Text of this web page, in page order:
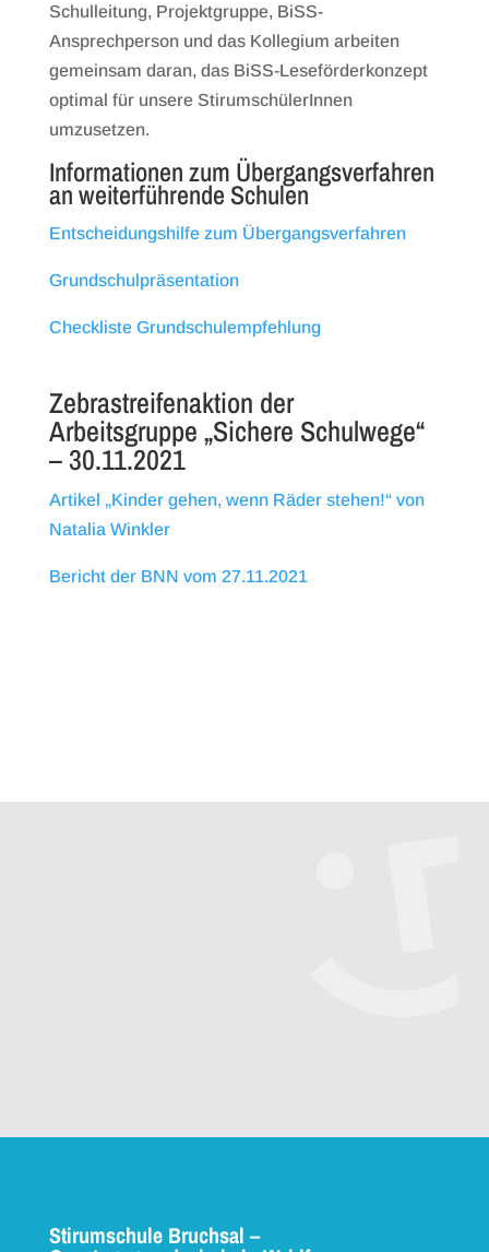
Schulleitung, Projektgruppe, BiSS-
Ansprechperson und das Kollegium arbeiten
gemeinsam daran, das BiSS-Leseförderkonzept
optimal für unsere StirumschülerInnen
umzusetzen.
Informationen zum Übergangsverfahren
an weiterführende Schulen
Entscheidungshilfe zum Übergangsverfahren
Grundschulpräsentation
Checkliste Grundschulempfehlung
Zebrastreifenaktion der
Arbeitsgruppe „Sichere Schulwege“
– 30.11.2021
Artikel „Kinder gehen, wenn Räder stehen!“ von
Natalia Winkler
Bericht der BNN vom 27.11.2021
Stirumschule Bruchsal –